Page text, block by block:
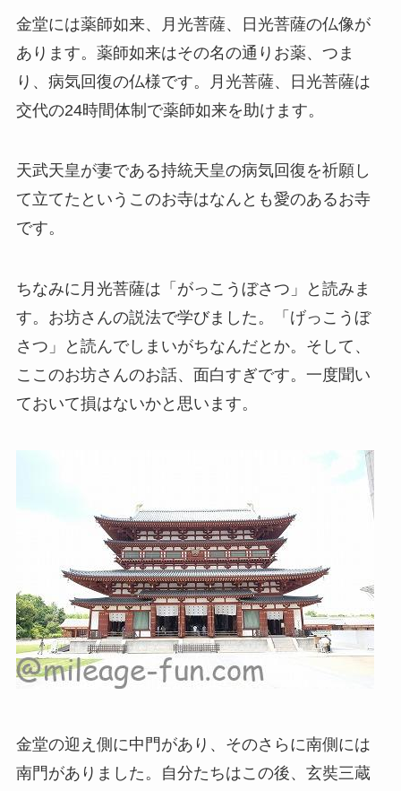
金堂には薬師如来、月光菩薩、日光菩薩の仏像が
あります。薬師如来はその名の通りお薬、つま
り、病気回復の仏様です。月光菩薩、日光菩薩は
交代の24時間体制で薬師如来を助けます。
天武天皇が妻である持統天皇の病気回復を祈願し
て立てたというこのお寺はなんとも愛のあるお寺
です。
ちなみに月光菩薩は「がっこうぼさつ」と読みま
す。お坊さんの説法で学びました。「げっこうぼ
さつ」と読んでしまいがちなんだとか。そして、
ここのお坊さんのお話、面白すぎです。一度聞い
ておいて損はないかと思います。
金堂の迎え側に中門があり、そのさらに南側には
南門がありました。自分たちはこの後、玄奘三蔵